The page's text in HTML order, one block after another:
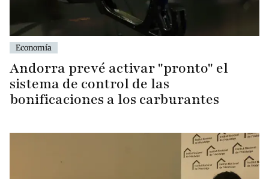
Economía
Andorra prevé activar "pronto" el
sistema de control de las
bonificaciones a los carburantes